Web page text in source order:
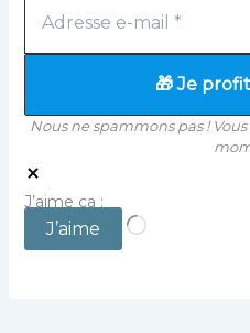
Nous ne spammons pas !
J’aime ça :
J’aime Chargement…